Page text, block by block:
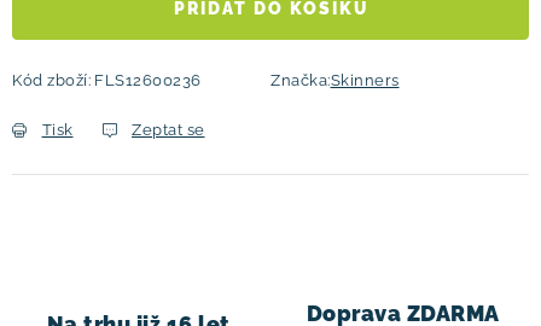
PŘIDAT DO KOŠÍKU
Kód zboží: FLS12600236 Značka:Skinners
Tisk Zeptat se
Doprava ZDARMA